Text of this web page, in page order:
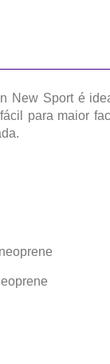
New Sport é
para maior